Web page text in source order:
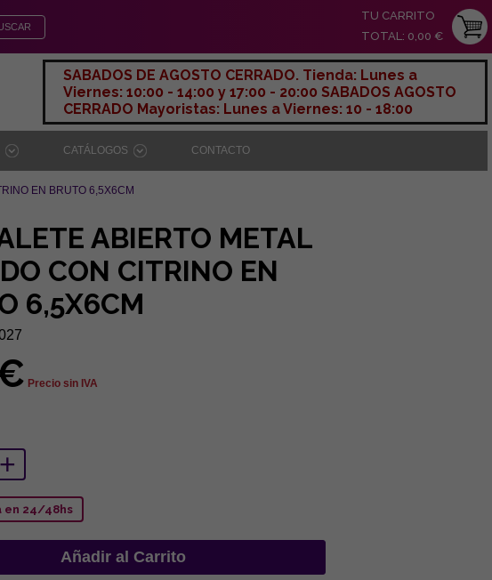
TU CARRITO
TOTAL: 0,00 €
SABADOS DE AGOSTO CERRADO. Tienda: Lunes a
Viernes: 10:00 - 14:00 y 17:00 - 20:00 SABADOS AGOSTO
CERRADO Mayoristas: Lunes a Viernes: 10 - 18:00
CATÁLOGOS CONTACTO
EN BRUTO 6,5X6CM
ABIERTO METAL
CON CITRINO EN
6,5X6CM
Precio sin IVA
+
en 24/48hs